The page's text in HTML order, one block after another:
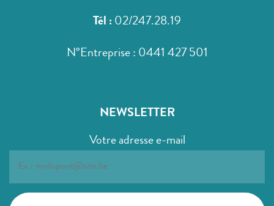
Tél : 02/247.28.19
N°Entreprise : 0441 427 501
NEWSLETTER
Votre adresse e-mail